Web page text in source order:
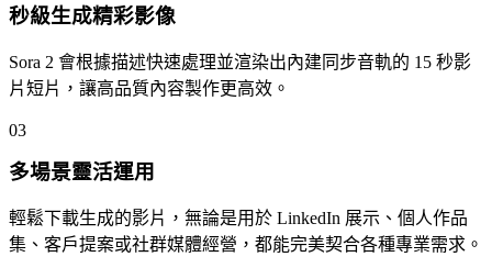
秒級生成精彩影像
Sora 2 會根據描述快速處理並渲染出內建同步音軌的 15 秒影
片短片，讓高品質內容製作更高效。
03
多場景靈活運用
輕鬆下載生成的影片，無論是用於 LinkedIn 展示、個人作品
集、客戶提案或社群媒體經營，都能完美契合各種專業需求。